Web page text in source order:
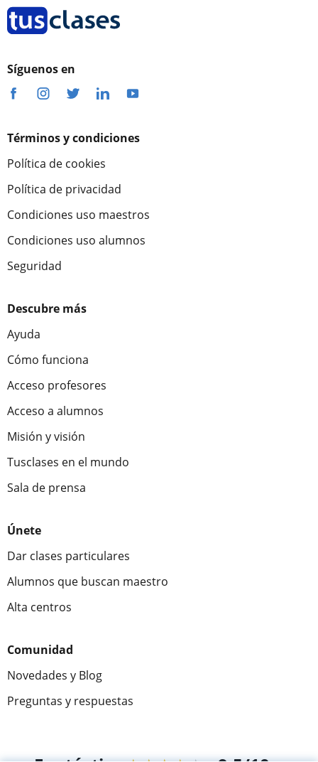
Síguenos en
Términos y condiciones
Política de cookies
Política de privacidad
Condiciones uso maestros
Condiciones uso alumnos
Seguridad
Descubre más
Ayuda
Cómo funciona
Acceso profesores
Acceso a alumnos
Misión y visión
Tusclases en el mundo
Sala de prensa
Únete
Dar clases particulares
Alumnos que buscan maestro
Alta centros
Comunidad
Novedades y Blog
Preguntas y respuestas